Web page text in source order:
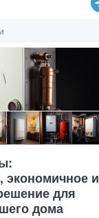
и
для
дома